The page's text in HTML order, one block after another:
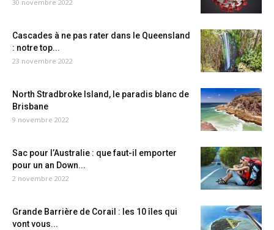
30 novembre 2022
Cascades à ne pas rater dans le Queensland
: notre top...
23 novembre 2022
North Stradbroke Island, le paradis blanc de
Brisbane
9 novembre 2022
Sac pour l’Australie : que faut-il emporter
pour un an Down...
2 novembre 2022
Grande Barrière de Corail : les 10 îles qui
vont vous...